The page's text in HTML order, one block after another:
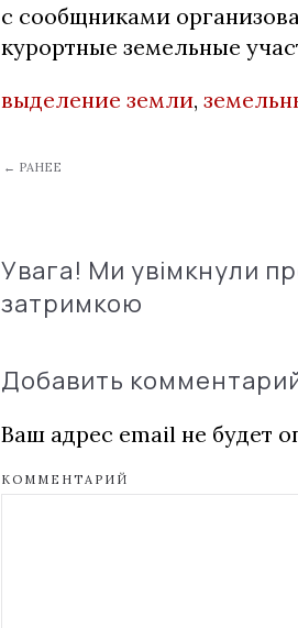
с сообщниками
курортные земельные
выделение земли,
← РАНЕЕ
Увага! Ми увімкнули
затримкою
Добавить
Ваш адрес email не будет
КОММЕНТАРИЙ